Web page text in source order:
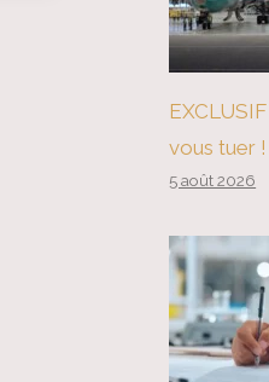
« No
vous tuer !
5 août 2026